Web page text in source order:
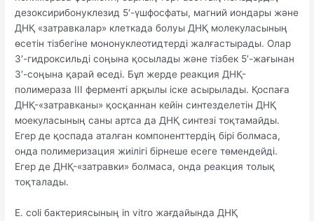
дезоксирибонуклезид 5′-үшфосфаты, магний иондары және
ДНҚ «затравкалар» клеткада болуы ДНҚ молекуласының
өсетін тізбегіне мононуклеотидтерді жалғастырады. Олар
3′-гидроксильді соңына қосылады және тізбек 5′-жағынан
3′-соңына қарай өседі. Бұл жерде реакция ДНҚ-
полимераза III ферменті арқылы іске асырылады. Қоспаға
ДНҚ-«затравканы» қосқаннан кейін синтезделетін ДНҚ
моекуласының саны артса да ДНҚ синтезі тоқтамайды.
Егер де қоспада аталған компоненттердің бірі болмаса,
онда полимеризация жиілігі бірнеше есеге төмендейді.
Егер де ДНҚ-«затравки» болмаса, онда реакция толық
тоқталады.
E. coli бактериясының in vitro жағдайында ДНҚ